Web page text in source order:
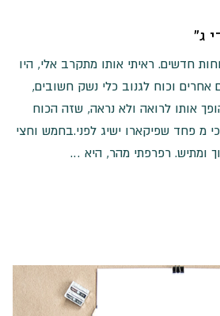
ג"
חדשים. ראיתי אותו מתקרב אלי, היו
וכוח לגנוב כלי נשק חשובים,
אותו לרואה ולא נראה, שזה הכוח
מ פחד שפיקארו ישיג לפני.בחמש וחצי
ומתיש. רפרפתי מהר, היא …